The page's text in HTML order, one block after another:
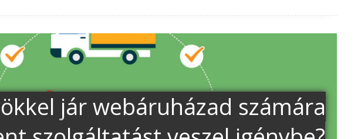
jár webáruházad számára